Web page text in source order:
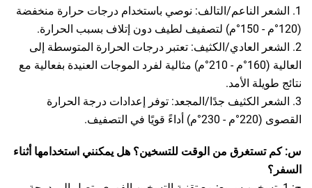
1. الشعر الناعم/التالف: نوصي باستخدام درجات حرارة منخفضة
(120°م - 150°م) لتصفيف لطيف دون إتلاف بسبب الحرارة.
2. الشعر العادي/الكثيف: تعتبر درجات الحرارة المتوسطة إلى
العالية (160°م - 210°م) مثالية لفرد الموجات العنيدة بفعالية مع
نتائج طويلة الأمد.
3. الشعر الكثيف جدًا/المجعد: توفر إعدادات درجة الحرارة
القصوى (220°م - 230°م) أداءً قويًا في التصفيف.
س: كم تستغرق من الوقت للتسخين؟ هل يمكنني استخدامها أثناء
السفر؟